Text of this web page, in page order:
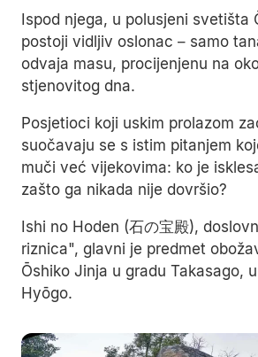
Ispod njega, u polusjeni svetišta
postoji vidljiv oslonac – samo
odvaja masu, procijenjenu na
stjenovitog dna.
Posjetioci koji uskim prolazom
suočavaju se s istim pitanjem
muči već vijekovima: ko je
zašto ga nikada nije dovršio?
Ishi no Hoden (石の宝殿),
riznica", glavni je predmet
Ōshiko Jinja u gradu Takasago,
Hyōgo.